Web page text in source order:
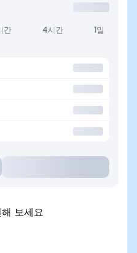
간 4시간 1일
보세요